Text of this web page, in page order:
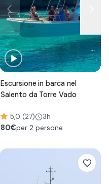
Escursione in barca nel
Salento da Torre Vado
5,0 (27) 3h
80€per 2 persone